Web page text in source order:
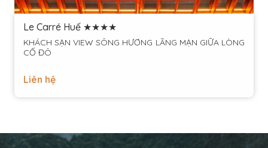
Le Carré Huế ★★★★
KHÁCH SẠN VIEW SÔNG HƯƠNG LÃNG MẠN GIỮA LÒNG
CỐ ĐÔ
Liên hệ